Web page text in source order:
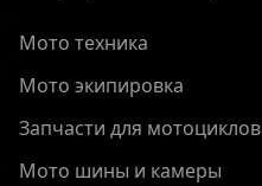
Мото техника
Мото экипировка
Запчасти для мотоциклов
Мото шины и камеры